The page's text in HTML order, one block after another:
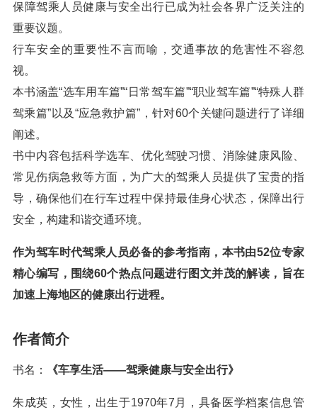
保障驾乘人员健康与安全出行已成为社会各界广泛关注的
重要议题。
行车安全的重要性不言而喻，交通事故的危害性不容忽
视。
本书涵盖“选车用车篇”“日常驾车篇”“职业驾车篇”“特殊人群
驾乘篇”以及“应急救护篇”，针对60个关键问题进行了详细
阐述。
书中内容包括科学选车、优化驾驶习惯、消除健康风险、
常见伤病急救等方面，为广大的驾乘人员提供了宝贵的指
导，确保他们在行车过程中保持最佳身心状态，保障出行
安全，构建和谐交通环境。
作为驾车时代驾乘人员必备的参考指南，本书由52位专家
精心编写，围绕60个热点问题进行图文并茂的解读，旨在
加速上海地区的健康出行进程。
作者简介
书名： 《车享生活——驾乘健康与安全出行》
朱成英，女性，出生于1970年7月，具备医学档案信息管